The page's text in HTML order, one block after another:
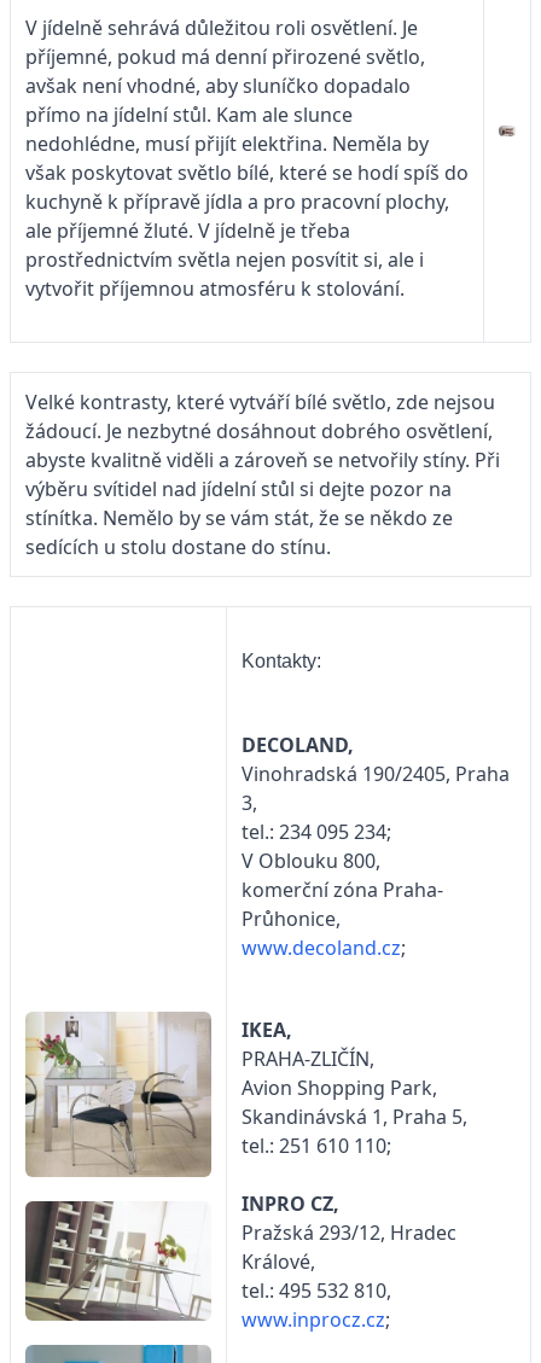
V jídelně sehrává důležitou roli osvětlení. Je
příjemné, pokud má denní přirozené světlo,
avšak není vhodné, aby sluníčko dopadalo
přímo na jídelní stůl. Kam ale slunce
nedohlédne, musí přijít elektřina. Neměla by
však poskytovat světlo bílé, které se hodí spíš do
kuchyně k přípravě jídla a pro pracovní plochy,
ale příjemné žluté. V jídelně je třeba
prostřednictvím světla nejen posvítit si, ale i
vytvořit příjemnou atmosféru k stolování.
Velké kontrasty, které vytváří bílé světlo, zde nejsou
žádoucí. Je nezbytné dosáhnout dobrého osvětlení,
abyste kvalitně viděli a zároveň se netvořily stíny. Při
výběru svítidel nad jídelní stůl si dejte pozor na
stínítka. Nemělo by se vám stát, že se někdo ze
sedících u stolu dostane do stínu.
Kontakty:
DECOLAND,
Vinohradská 190/2405, Praha
3,
tel.: 234 095 234;
V Oblouku 800,
komerční zóna Praha-
Průhonice,
www.decoland.cz;
IKEA,
PRAHA-ZLIČÍN,
Avion Shopping Park,
Skandinávská 1, Praha 5,
tel.: 251 610 110;
INPRO CZ,
Pražská 293/12, Hradec
Králové,
tel.: 495 532 810,
www.inprocz.cz;